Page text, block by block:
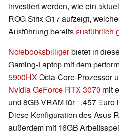
investiert werden, wie ein
ROG Strix G17 aufzeigt,
Ausführung bereitsausführlich
Notebooksbilligerbietet in
Gaming-Laptop mit dem
5900HXOcta-Core-Prozessor
Nvidia GeForce RTX 3070 mit
und 8GB VRAM für 1.457 Euro
Diese Konfiguration des Asus
außerdem mit 16GB